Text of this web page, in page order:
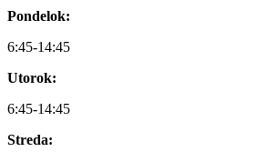
Pondelok:
6:45-14:45
Utorok:
6:45-14:45
Streda: